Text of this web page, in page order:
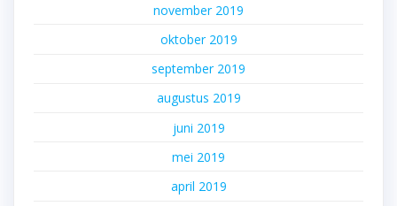
november 2019
oktober 2019
september 2019
augustus 2019
juni 2019
mei 2019
april 2019